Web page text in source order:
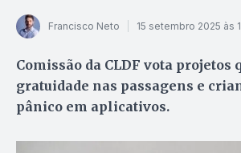
Francisco Neto 15 setembro 2025 às
Comissão da CLDF vota projetos
gratuidade nas passagens e
pânico em aplicativos.